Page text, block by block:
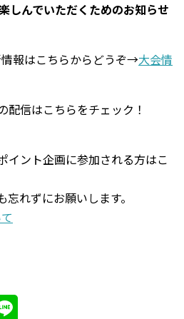
しんでいただくためのお知らせ
報はこちらからどうぞ→大会情
配信はこちらをチェック！
イント企画に参加される方はこ
れずにお願いします。